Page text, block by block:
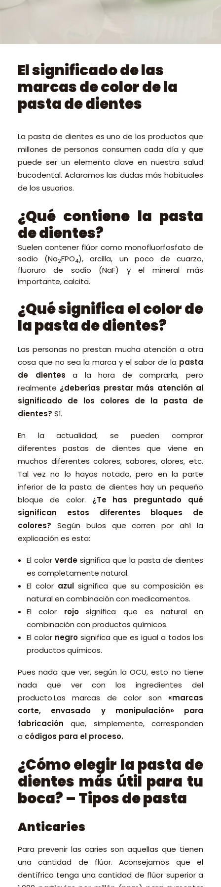
El significado de las
marcas de color de la
pasta de dientes
La pasta de dientes es uno de los productos que
millones de personas consumen cada día y que
puede ser un elemento clave en nuestra salud
bucodental. Aclaramos las dudas más habituales
de los usuarios.
¿Qué contiene la pasta
de dientes?
Suelen contener flúor como monofluorfosfato de
sodio (Na2FPO4), arcilla, un poco de cuarzo,
fluoruro de sodio (NaF) y el mineral más
importante, calcita.
¿Qué significa el color de
la pasta de dientes?
Las personas no prestan mucha atención a otra
cosa que no sea la marca y el sabor de la pasta
de dientes a la hora de comprarla, pero
realmente ¿deberías prestar más atención al
significado de los colores de la pasta de
dientes? Sí.
En la actualidad, se pueden comprar
diferentes pastas de dientes que viene en
muchos diferentes colores, sabores, olores, etc.
Tal vez no lo hayas notado, pero en la parte
inferior de la pasta de dientes hay un pequeño
bloque de color. ¿Te has preguntado qué
significan estos diferentes bloques de
colores? Según bulos que corren por ahí la
explicación es esta:
El color verde significa que la pasta de dientes
es completamente natural.
El color azul significa que su composición es
natural en combinación con medicamentos.
El color rojosignifica que es natural en
combinación con productos químicos.
El color negro significa que es igual a todos los
productos químicos.
Pues nada que ver, según la OCU, esto no tiene
nada que ver con los ingredientes del
producto.Las marcas de color son «marcas
corte, envasado y manipulación» para
fabricación que, simplemente, corresponden
a códigos para el proceso.
¿Cómo elegir la pasta de
dientes más útil para tu
boca? – Tipos de pasta
Anticaries
Para prevenir las caries son aquellas que tienen
una cantidad de flúor. Aconsejamos que el
dentífrico tenga una cantidad de flúor superior a